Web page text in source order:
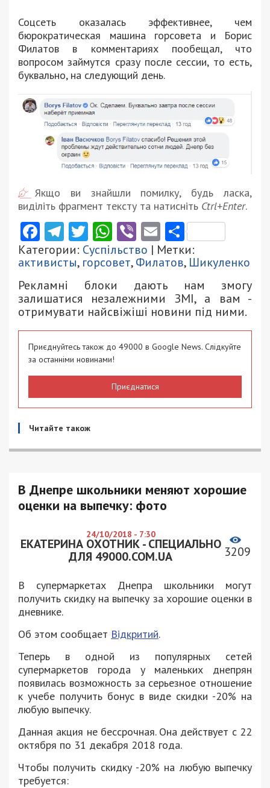
Соцсеть оказалась эффективнее, чем
бюрократическая машина горсовета и Борис
Филатов в комментариях пообещал, что
вопросом займутся сразу после сессии, то есть,
буквально, на следующий день.
Якщо ви знайшли помилку, будь ласка,
виділіть фрагмент тексту та натисніть Ctrl+Enter.
Facebook
Telegram
Twitter
WhatsApp
ViberEmail
Категории: Суспільство | Метки:
активисты, горсовет,Филатов, Шикуленко
Рекламні блоки дають нам змогу
залишатися незалежними ЗМІ, а вам -
отримувати найсвіжіші новини під ними.
Приєднуйтесь також до 49000 в Google News. Слідкуйте
за останніми новинами!
Приєднатися
Читайте також
В Днепре школьники меняют хорошие
оценки на выпечку: фото
24/10/2018 - 7:30
ЕКАТЕРИНА ОХОТНИК - СПЕЦИАЛЬНО
ДЛЯ 49000.COM.UA
3209
В супермаркетах Днепра школьники могут
получить скидку на выпечку за хорошие оценки в
дневнике.
Об этом сообщает Відкритий.
Теперь в одной из популярных сетей
супермаркетов города у маленьких днепрян
появилась возможность за серьезное отношение
к учебе получить бонус в виде скидки -20% на
любую выпечку.
Данная акция не бессрочная. Она действует с 22
октября по 31 декабря 2018 года.
Чтобы получить скидку -20% на любую выпечку
требуется: